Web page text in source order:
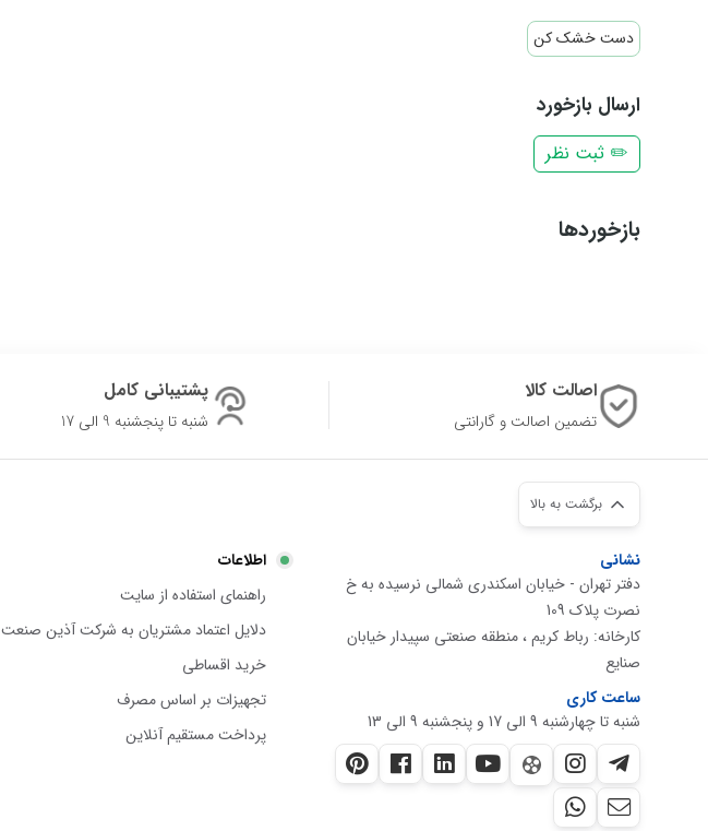
دست خشک کن
ارسال بازخورد
✏️ ثبت نظر
بازخوردها
اصالت کالا
تضمین اصالت و گارانتی
پشتیبانی کامل
شنبه تا پنجشنبه 9 الی 17
برگشت به بالا
نشانی
دفتر تهران - خیابان اسکندری شمالی نرسیده به خ
نصرت پلاک 109
کارخانه: رباط کریم ، منطقه صنعتی سپیدار خیابان
صنایع
ساعت کاری
شنبه تا چهارشنبه 9 الی 17 و پنجشنبه 9 الی 13
اطلاعات
راهنمای استفاده از سایت
دلایل اعتماد مشتریان به شرکت آذین صنعت
خرید اقساطی
تجهیزات بر اساس مصرف
پرداخت مستقیم آنلاین